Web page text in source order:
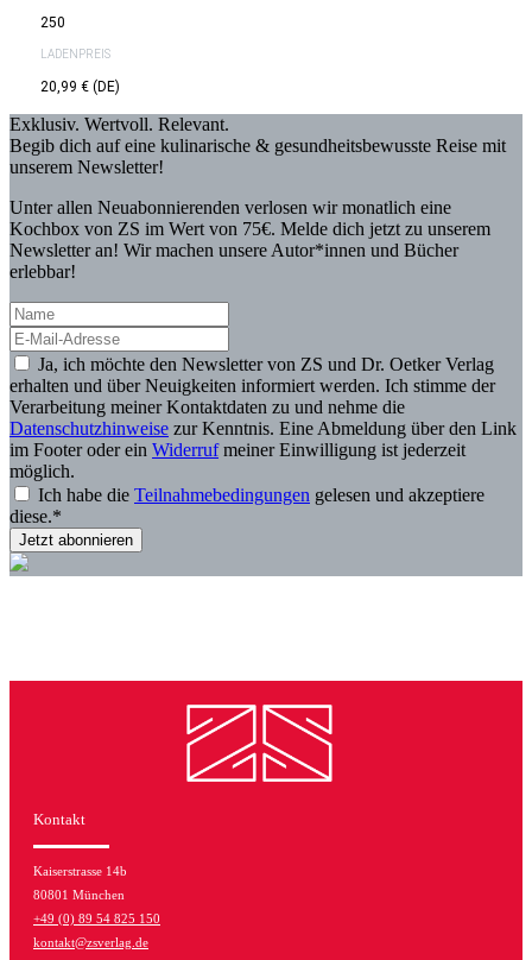
250
LADENPREIS
20,99 € (DE)
Exklusiv. Wertvoll. Relevant.
Begib dich auf eine kulinarische & gesundheitsbewusste Reise mit
unserem Newsletter!
Unter allen Neuabonnierenden verlosen wir monatlich eine
Kochbox von ZS im Wert von 75€. Melde dich jetzt zu unserem
Newsletter an! Wir machen unsere Autor*innen und Bücher
erlebbar!
Ja, ich möchte den Newsletter von ZS und Dr. Oetker Verlag
erhalten und über Neuigkeiten informiert werden. Ich stimme der
Verarbeitung meiner Kontaktdaten zu und nehme die
Datenschutzhinweise zur Kenntnis. Eine Abmeldung über den Link
im Footer oder ein Widerrufmeiner Einwilligung ist jederzeit
möglich.
Ich habe die Teilnahmebedingungen gelesen und akzeptiere
diese.*
Kontakt
Kaiserstrasse 14b
80801 München
+49 (0) 89 54 825 150
kontakt@zsverlag.de